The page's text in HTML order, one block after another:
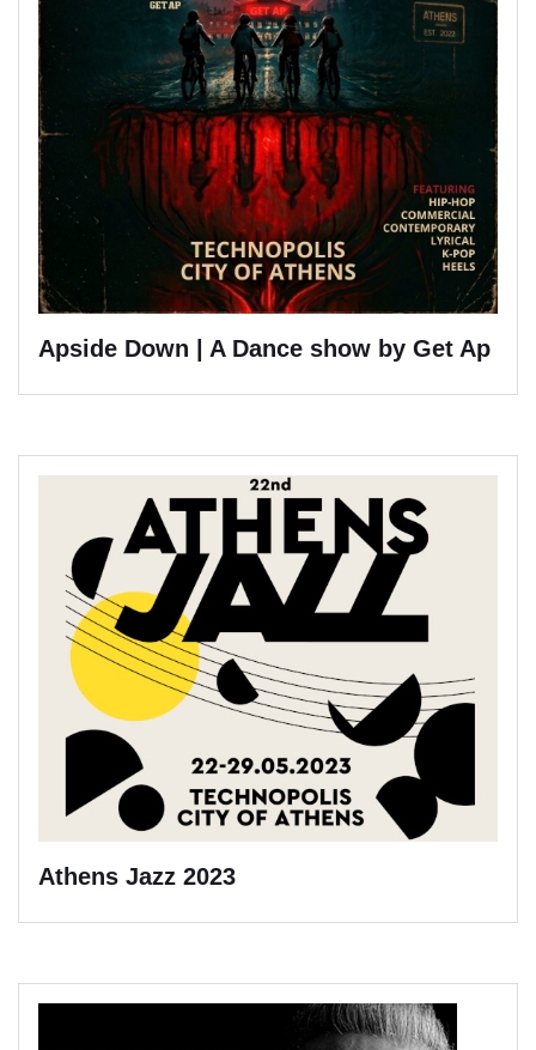
Apside Down | A Dance show by Get Ap
Athens Jazz 2023